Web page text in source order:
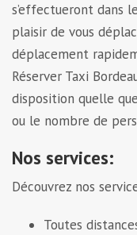
s’effectueront dans
plaisir de vous
déplacement
Réserver Taxi
disposition quelle
ou le nombre de
Nos services:
Découvrez nos
Toutes